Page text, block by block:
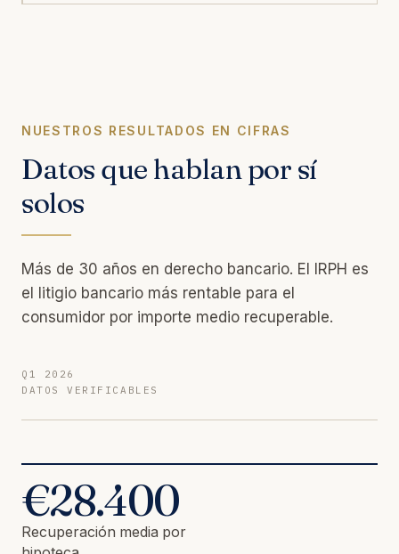
NUESTROS RESULTADOS EN CIFRAS
Datos que hablan por sí
solos
Más de 30 años en derecho bancario. El IRPH es
el litigio bancario más rentable para el
consumidor por importe medio recuperable.
Q1 2026
DATOS VERIFICABLES
€28.400
Recuperación media por